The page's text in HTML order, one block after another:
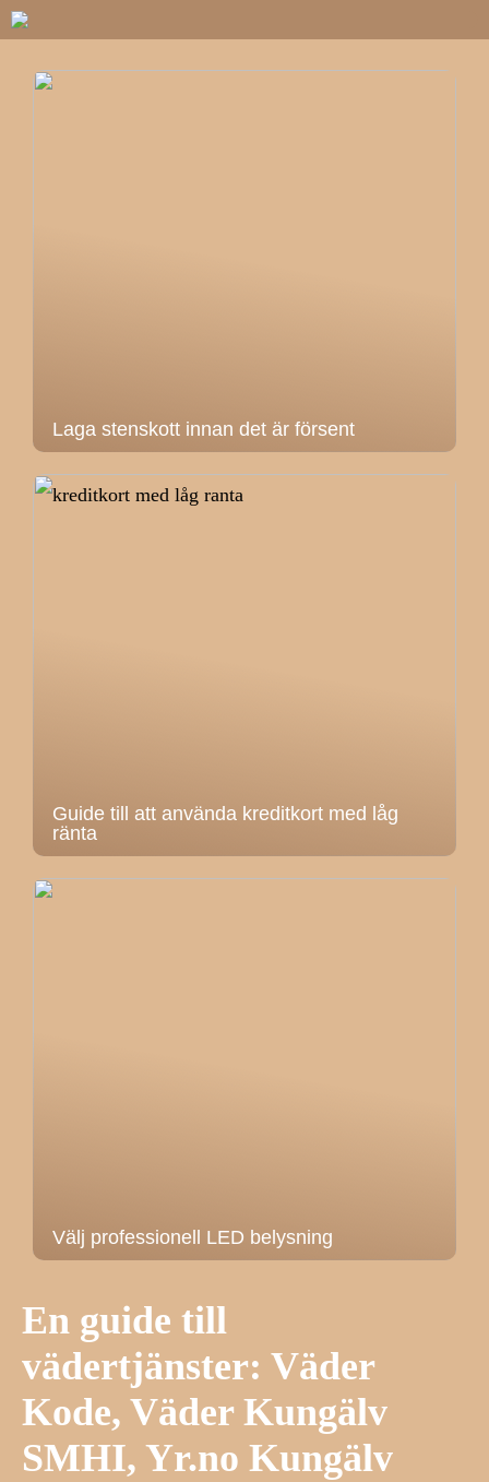
Laga stenskott innan det är försent
Guide till att använda kreditkort med låg
ränta
Välj professionell LED belysning
En guide till
vädertjänster: Väder
Kode, Väder Kungälv
SMHI, Yr.no Kungälv